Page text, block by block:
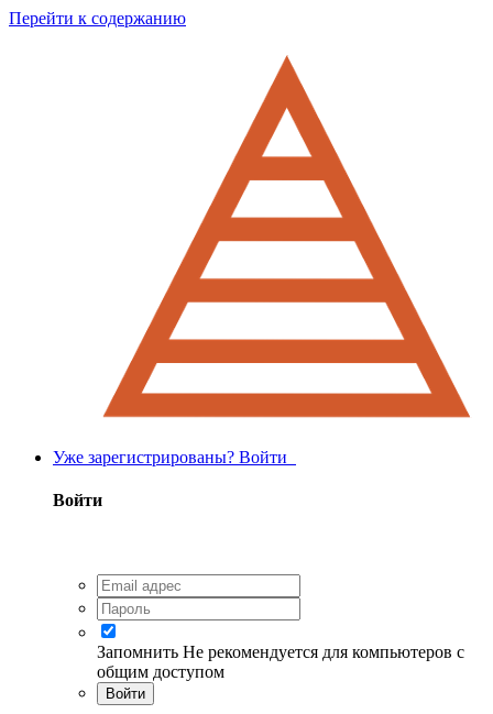
Перейти к содержанию
Уже зарегистрированы? Войти
Войти
Запомнить Не рекомендуется для компьютеров с
общим доступом
Войти